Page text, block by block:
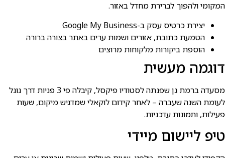
המקומי ולהפוך לברירת מחדל באזור.
יצירת כרטיס עסק ב-Google My Business
הטמעת כתובת, אזורים ושמות ערים באתר בצורה ברורה
הוספת ביקורות מלקוחות מרוצים
דוגמה מעשית
מסעדה ברמת גן שפנתה לסטודיו פיקסל, קיבלה פי 3 פניות דרך גוגל
לעומת השנה שעברה – לאחר קידום לוקאלי שמדגיש מיקום, שעות
פעילות, ותמונות עדכניות.
טיפ ליישום מיידי